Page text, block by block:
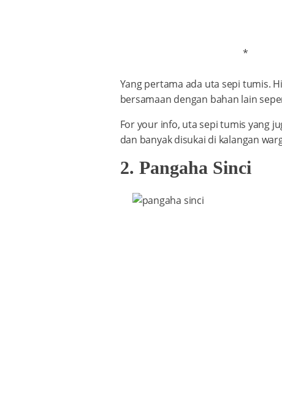
*
Yang pertama ada uta sepi tumis.
bersamaan dengan bahan lain
For your info, uta sepi tumis yang
dan banyak disukai di kalangan
2. Pangaha Sinci